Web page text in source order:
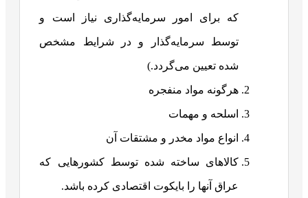
که برای امور سرمایه‌گذاری نیاز است و
توسط سرمایه‌گذار و در شرایط مشخص
شده تعیین می‌گردد.)
هرگونه مواد منفجره
اسلحه و مهمات
انواع مواد مخدر و مشتقات آن
کالاهای ساخته شده توسط کشورهایی که
عراق آنها را بایکوت اقتصادی کرده باشد.